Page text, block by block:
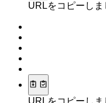
URLをコピーしま